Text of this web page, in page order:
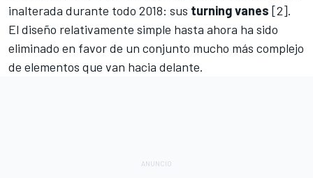
inalterada durante todo 2018: sus turning vanes [2].
El diseño relativamente simple hasta ahora ha sido
eliminado en favor de un conjunto mucho más complejo
de elementos que van hacia delante.